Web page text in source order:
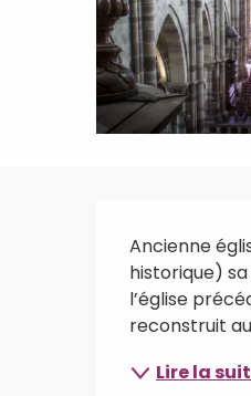
Ancienne
historique)
l’église
reconstruit
Lire la